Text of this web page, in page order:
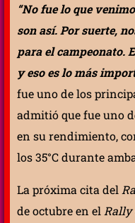
“No fue lo que
son así. Por suerte,
para el campeonato.
y eso es lo más
fue uno de los
admitió que fue uno
en su rendimiento,
los 35°C durante
La próxima cita del
de octubre en el Rally